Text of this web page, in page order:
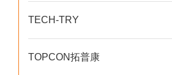
TECH-TRY
TOPCON拓普康